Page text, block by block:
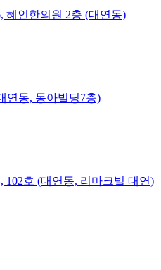
혜인한의원 2층 (대연동)
연동, 동아빌딩7층)
102호 (대연동, 리마크빌 대연)